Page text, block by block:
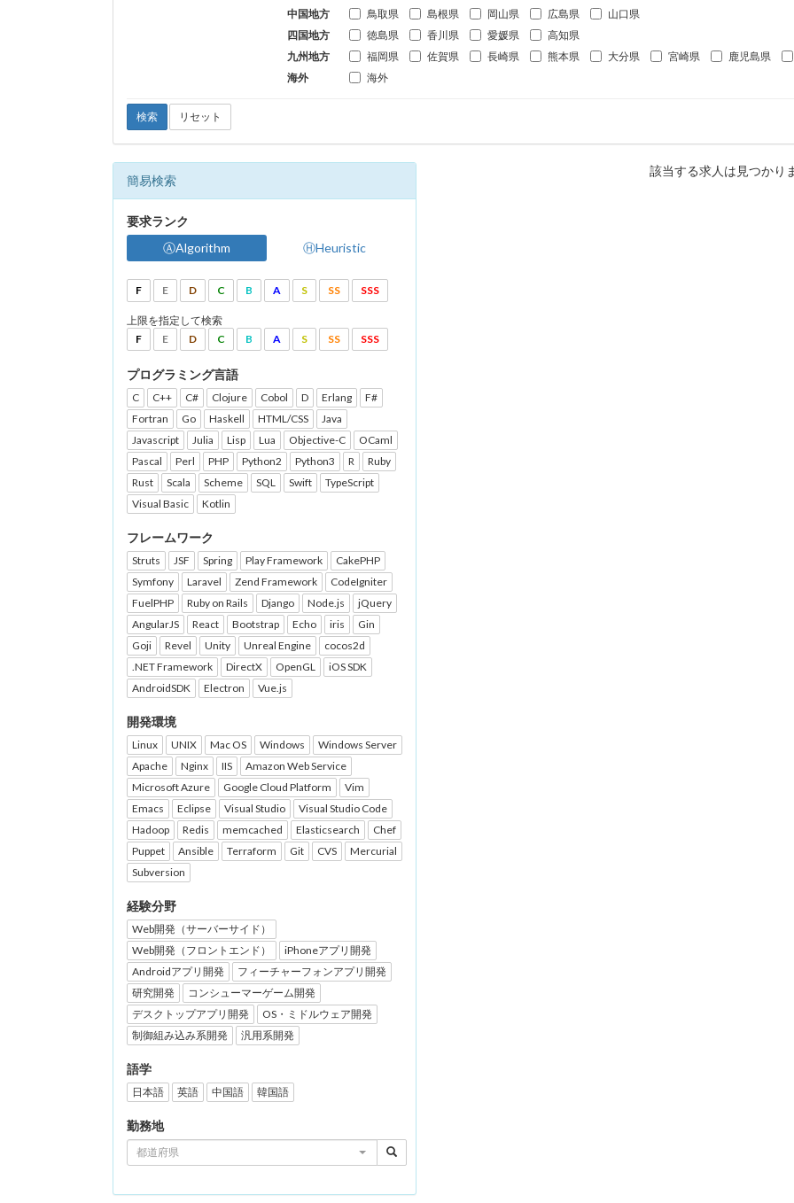
中国地方
鳥取県 島根県 岡山県 広島県
山口県
四国地方
徳島県 香川県 愛媛県
高知県
九州地方
福岡県 佐賀県 長崎県 熊本県 大分県 宮崎県 鹿児島県
海外
海外
検索 リセット
簡易検索
要求ランク
ⒶAlgorithm
ⒽHeuristic
F E D C B A S SS SSS
上限を指定して検索
F
E D C B A S SS SSS
プログラミング言語
C C++ C# Clojure Cobol D Erlang
F#
Fortran
Go Haskell HTML/CSS
Java
Javascript
Julia Lisp Lua Objective-C
OCaml
Pascal
Perl PHP Python2 Python3 R
Ruby
Rust
Scala Scheme SQL Swift
TypeScript
Visual Basic
Kotlin
フレームワーク
Struts JSF Spring Play Framework
CakePHP
Symfony
Laravel Zend Framework
CodeIgniter
FuelPHP
Ruby on Rails Django Node.js
jQuery
AngularJS
React Bootstrap Echo iris
Gin
Goji
Revel Unity Unreal Engine
cocos2d
.NET Framework
DirectX OpenGL
iOS SDK
AndroidSDK
Electron Vue.js
開発環境
Linux UNIX Mac OS Windows
Windows Server
Apache
Nginx IIS
Amazon Web Service
Microsoft Azure
Google Cloud Platform
Vim
Emacs
Eclipse Visual Studio
Visual Studio Code
Hadoop
Redis memcached Elasticsearch
Chef
Puppet
Ansible Terraform Git CVS
Mercurial
Subversion
経験分野
Web開発（サーバーサイド）
Web開発（フロントエンド）
iPhoneアプリ開発
Androidアプリ開発
フィーチャーフォンアプリ開発
研究開発
コンシューマーゲーム開発
デスクトップアプリ開発
OS・ミドルウェア開発
制御組み込み系開発
汎用系開発
語学
日本語 英語 中国語 韓国語
勤務地
都道府県
該当する求人は見つかり